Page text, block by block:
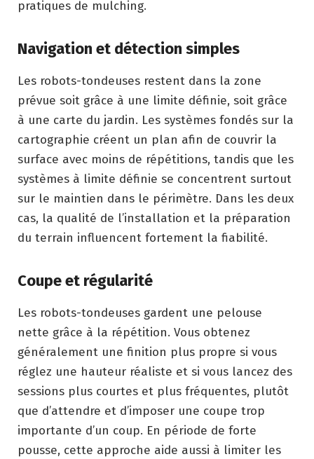
pratiques de mulching.
Navigation et détection simples
Les robots-tondeuses restent dans la zone
prévue soit grâce à une limite définie, soit grâce
à une carte du jardin. Les systèmes fondés sur la
cartographie créent un plan afin de couvrir la
surface avec moins de répétitions, tandis que les
systèmes à limite définie se concentrent surtout
sur le maintien dans le périmètre. Dans les deux
cas, la qualité de l’installation et la préparation
du terrain influencent fortement la fiabilité.
Coupe et régularité
Les robots-tondeuses gardent une pelouse
nette grâce à la répétition. Vous obtenez
généralement une finition plus propre si vous
réglez une hauteur réaliste et si vous lancez des
sessions plus courtes et plus fréquentes, plutôt
que d’attendre et d’imposer une coupe trop
importante d’un coup. En période de forte
pousse, cette approche aide aussi à limiter les